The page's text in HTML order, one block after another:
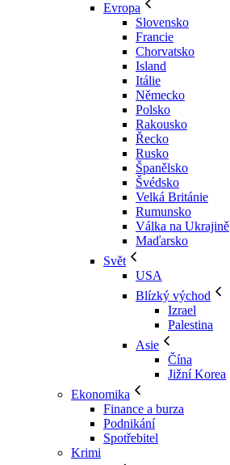
Evropa
Slovensko
Francie
Chorvatsko
Island
Itálie
Německo
Polsko
Rakousko
Řecko
Rusko
Španělsko
Švédsko
Velká Británie
Rumunsko
Válka na Ukrajině
Maďarsko
Svět
USA
Blízký východ
Izrael
Palestina
Asie
Čína
Jižní Korea
Ekonomika
Finance a burza
Podnikání
Spotřebitel
Krimi